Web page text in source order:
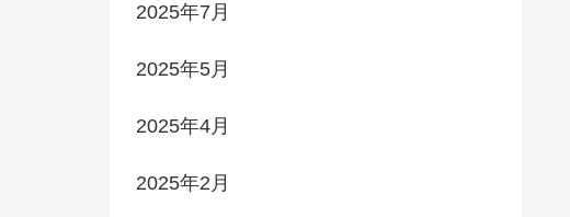
2025年7月
2025年5月
2025年4月
2025年2月